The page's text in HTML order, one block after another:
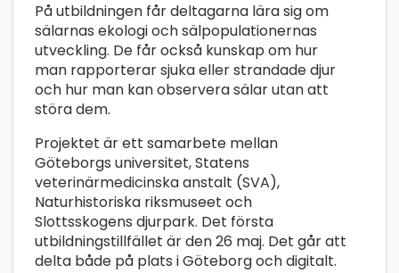
På utbildningen får deltagarna lära sig om
sälarnas ekologi och sälpopulationernas
utveckling. De får också kunskap om hur
man rapporterar sjuka eller strandade djur
och hur man kan observera sälar utan att
störa dem.
Projektet är ett samarbete mellan
Göteborgs universitet, Statens
veterinärmedicinska anstalt (SVA),
Naturhistoriska riksmuseet och
Slottsskogens djurpark. Det första
utbildningstillfället är den 26 maj. Det går att
delta både på plats i Göteborg och digitalt.